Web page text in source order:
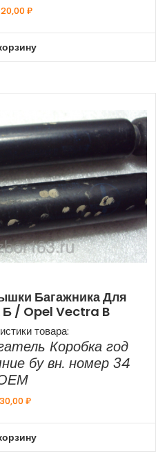
₽
Багажника Для
Б / Opel Vectra B
товара:
Коробка год
бу вн. номер 34
₽